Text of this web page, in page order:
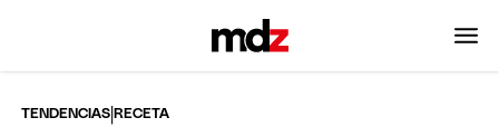
TENDENCIAS |RECETA